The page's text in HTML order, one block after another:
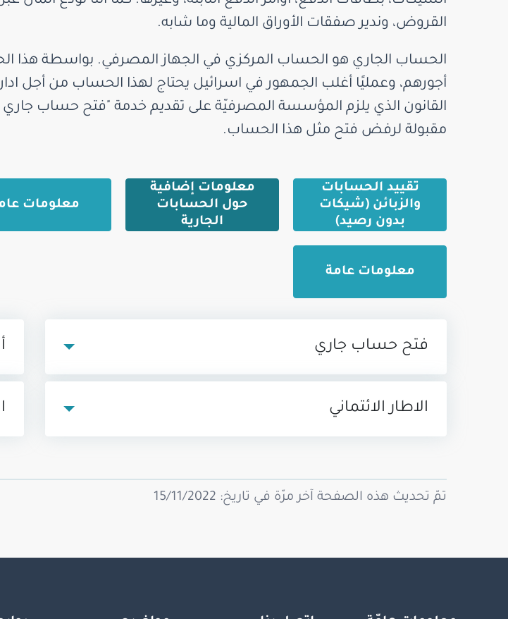
القروض، وندير صفقات الأوراق المالية وما شابه.
الحساب الجاري هو الحساب المركزي في الجهاز المصرفي. بواسطة هذا
أجورهم، وعمليًا أغلب الجمهور في اسرائيل يحتاج لهذا الحساب من أجل
القانون الذي يلزم المؤسسة المصرفيّة على تقديم خدمة "فتح حساب جاري
مقبولة لرفض فتح مثل هذا الحساب.​
تقييد الحسابات
والزبائن (شيكات
بدون رصيد)
معلومات إضافية
حول الحسابات
الجارية
معلومات
معلومات عامة
فتح حساب جاري
الاطار الائتماني
تمّ تحديث هذه الصفحة آخر مرّة في تاريخ: 15/11/2022